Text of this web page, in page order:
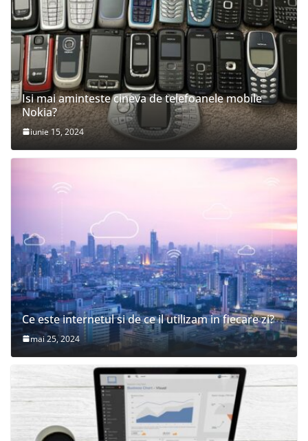
Isi mai aminteste cineva de telefoanele mobile
Nokia?
iunie 15, 2024
Ce este internetul si de ce il utilizam in fiecare zi?
mai 25, 2024